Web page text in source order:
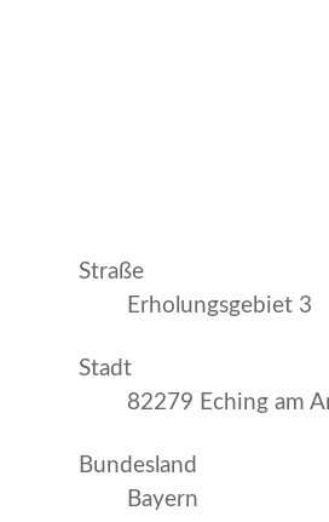
Straße
Erholungsgebiet 3
Stadt
82279 Eching am
Bundesland
Bayern